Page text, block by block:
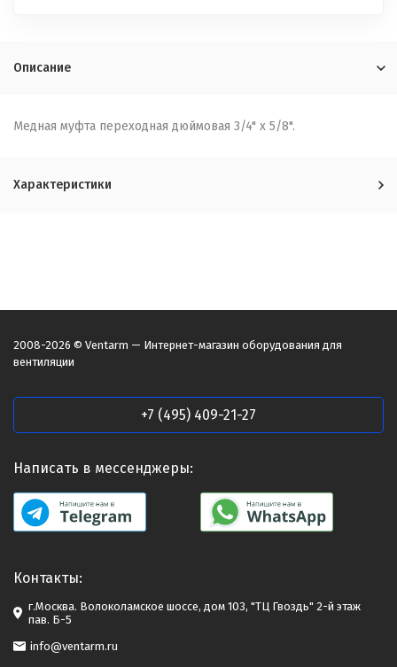
Описание
Медная муфта переходная дюймовая 3/4" x 5/8".
Характеристики
2008-2026 © Ventarm — Интернет-магазин оборудования для
вентиляции
+7 (495) 409-21-27
Написать в мессенджеры:
Контакты:
г.Москва. Волоколамское шоссе, дом 103, "ТЦ Гвоздь" 2-й этаж
пав. Б-5
info@ventarm.ru